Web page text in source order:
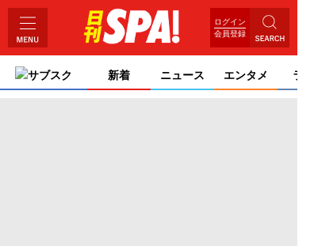
ログイン
会員登録
サブスク 新着 ニュース エンタメ ライ